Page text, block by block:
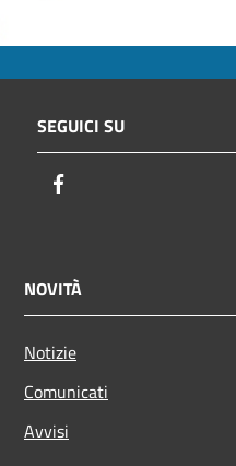
SEGUICI SU
NOVITÀ
Notizie
Comunicati
Avvisi